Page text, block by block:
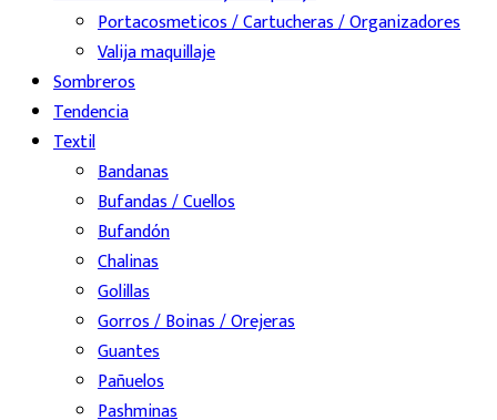
Portacosmeticos / Cartucheras / Organizadores
Valija maquillaje
Sombreros
Tendencia
Textil
Bandanas
Bufandas / Cuellos
Bufandón
Chalinas
Golillas
Gorros / Boinas / Orejeras
Guantes
Pañuelos
Pashminas